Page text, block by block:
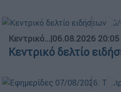
Κεντρικό...|06.08.2026 20:05
Κεντρικό δελτίο